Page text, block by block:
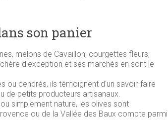
son panier
melons de Cavaillon, courgettes fleurs,
d'exception et ses marchés en sont le
ou cendrés, ils témoignent d'un savoir-faire
de petits producteurs artisanaux.
simplement nature, les olives sont
ou de la Vallée des Baux compte parmi